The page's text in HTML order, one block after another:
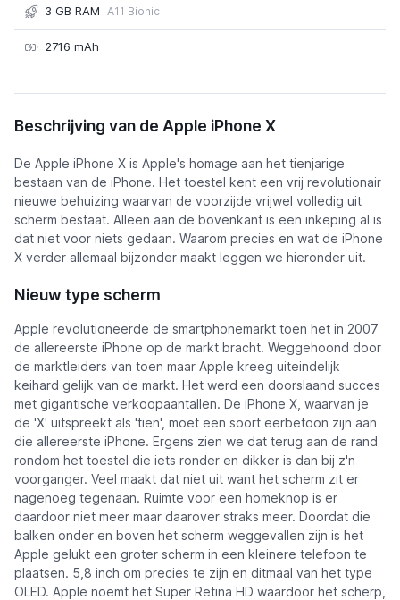
3 GB RAM A11 Bionic
2716 mAh
Apple iPhone X
Beschrijving van de Apple iPhone X
De Apple iPhone X is Apple's homage aan het tienjarige
bestaan van de iPhone. Het toestel kent een vrij revolutionair
nieuwe behuizing waarvan de voorzijde vrijwel volledig uit
scherm bestaat. Alleen aan de bovenkant is een inkeping al is
dat niet voor niets gedaan. Waarom precies en wat de iPhone
X verder allemaal bijzonder maakt leggen we hieronder uit.
Nieuw type scherm
Apple revolutioneerde de smartphonemarkt toen het in 2007
de allereerste iPhone op de markt bracht. Weggehoond door
de marktleiders van toen maar Apple kreeg uiteindelijk
keihard gelijk van de markt. Het werd een doorslaand succes
met gigantische verkoopaantallen. De iPhone X, waarvan je
de 'X' uitspreekt als 'tien', moet een soort eerbetoon zijn aan
die allereerste iPhone. Ergens zien we dat terug aan de rand
rondom het toestel die iets ronder en dikker is dan bij z'n
voorganger. Veel maakt dat niet uit want het scherm zit er
nagenoeg tegenaan. Ruimte voor een homeknop is er
daardoor niet meer maar daarover straks meer. Doordat die
balken onder en boven het scherm weggevallen zijn is het
Apple gelukt een groter scherm in een kleinere telefoon te
plaatsen. 5,8 inch om precies te zijn en ditmaal van het type
OLED. Apple noemt het Super Retina HD waardoor het scherp,